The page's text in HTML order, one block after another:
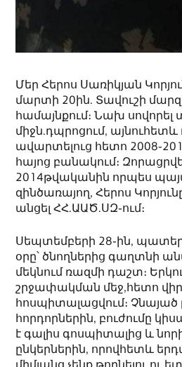
Մեր Հերոս Սառիկյան
մարտի 20ին. Տավուշի
համայնքում։ Նախ սովորել
միջն.դպրոցում,
ավարտելուց հետո
հայոց բանակում։
2014թվականին որպես
զինծառայող, Հերոս
անցել ՀՀ.ԱԱԾ.ՍԶ֊ում։
Սեպտեմբերի 28֊ին,
օրը՝ ծնողներից գաղտնի
մեկնում ռազմի դաշտ։
շրջափակման մեջ,հետո
հոսպիտալացվում։ Չնայած
հորդորներին, բուժումը
է գալիս գոսպիտալից և
ընկերներին, որովհետև